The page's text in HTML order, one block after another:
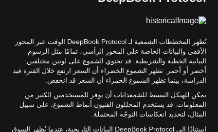
تُظهر المخططات الشمعية لـ DeepBook Protocol الوقت عبر المحور
الأفقي والبيانات الخاصة على المحور الرأسي، تمامًا مثل الرسوم
البيانية الخطية والشريطية. قد تحتوي الشموع على لونين مختلفين:
أخضر أو أحمر. تظهر الشموع الخضراء أن السعر ارتفع خلال الفترة قيد
الدراسة، بينما تظهر الشموع الحمراء أن السعر قد انخفض.
يمكن للهيكل البسيط للشمعدانات أن يوفر للمستخدمين الكثير من
المعلومات. قد يستخدم المحللون الفنيون أنماط الشموع، على سبيل
المثال، لتحديد انعكاسات التوجّه المحتملة.
استنادًا إلى DeepBook Protocol البيانات التاريخية، عندما يُظهر السوق